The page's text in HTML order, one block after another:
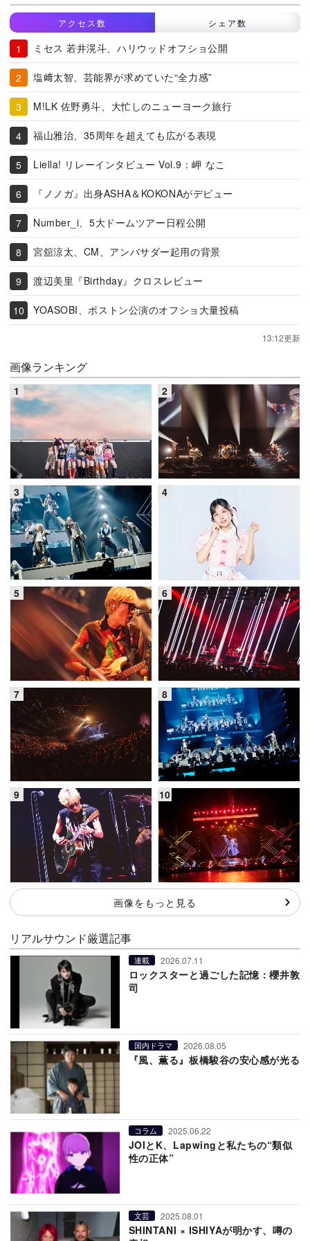
アクセス数 シェア数
ミセス 若井滉斗、ハリウッドオフショ公開
塩﨑太智、芸能界が求めていた“全力感”
M!LK 佐野勇斗、大忙しのニューヨーク旅行
福山雅治、35周年を超えても広がる表現
Liella! リレーインタビュー Vol.9：岬 なこ
『ノノガ』出身ASHA＆KOKONAがデビュー
Number_i、5大ドームツアー日程公開
宮舘涼太、CM、アンバサダー起用の背景
渡辺美里『Birthday』クロスレビュー
YOASOBI、ボストン公演のオフショ大量投稿
13:12更新
画像ランキング
画像をもっと見る
リアルサウンド厳選記事
連載 2026.07.11
ロックスターと過ごした記憶：櫻井敦
司
国内ドラマ 2026.08.05
『風、薫る』板橋駿谷の安心感が光る
コラム 2025.06.22
JOIとK、Lapwingと私たちの“類似
性の正体”
文芸 2025.08.01
SHINTANI × ISHIYAが明かす、噂の